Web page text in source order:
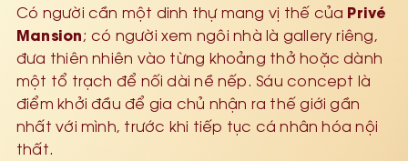
Có người cần một dinh thự mang vị thế của Privé
Mansion; có người xem ngôi nhà là gallery riêng,
đưa thiên nhiên vào từng khoảng thở hoặc dành
một tổ trạch để nối dài nề nếp. Sáu concept là
điểm khởi đầu để gia chủ nhận ra thế giới gần
nhất với mình, trước khi tiếp tục cá nhân hóa nội
thất.